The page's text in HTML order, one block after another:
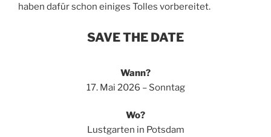
haben dafür schon einiges Tolles vorbereitet.
SAVE THE DATE
Wann?
17. Mai 2026 – Sonntag
Wo?
Lustgarten in Potsdam